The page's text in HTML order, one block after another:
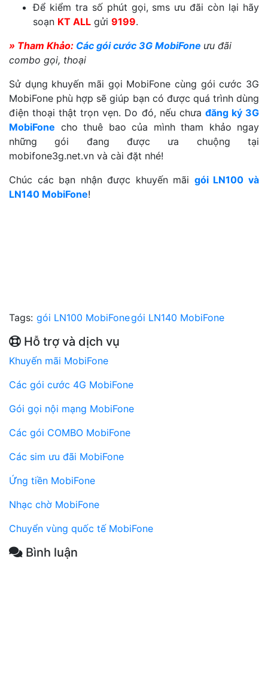
Để kiểm tra số phút gọi, sms ưu đãi còn lại hãy
soạn KT ALL gửi 9199.
» Tham Khảo: Các gói cước 3G MobiFone ưu đãi
combo gọi, thoại
Sử dụng khuyến mãi gọi MobiFone cùng gói cước 3G
MobiFone phù hợp sẽ giúp bạn có được quá trình dùng
điện thoại thật trọn vẹn. Do đó, nếu chưa đăng ký 3G
MobiFone cho thuê bao của mình tham khảo ngay
những gói đang được ưa chuộng tại
mobifone3g.net.vn và cài đặt nhé!
Chúc các bạn nhận được khuyến mãi gói LN100 và
LN140 MobiFone!
Tags: gói LN100 MobiFonegói LN140 MobiFone
Hỗ trợ và dịch vụ
Khuyến mãi MobiFone
Các gói cước 4G MobiFone
Gói gọi nội mạng MobiFone
Các gói COMBO MobiFone
Các sim ưu đãi MobiFone
Ứng tiền MobiFone
Nhạc chờ MobiFone
Chuyển vùng quốc tế MobiFone
Bình luận